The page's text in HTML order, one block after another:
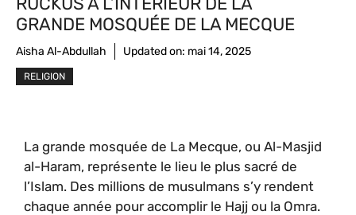
GRANDE MOSQUÉE DE LA MECQUE
Aisha Al-Abdullah Updated on: mai 14, 2025
RELIGION
La grande mosquée de La Mecque, ou Al-Masjid
al-Haram, représente le lieu le plus sacré de
l’Islam. Des millions de musulmans s’y rendent
chaque année pour accomplir le Hajj ou la Omra.